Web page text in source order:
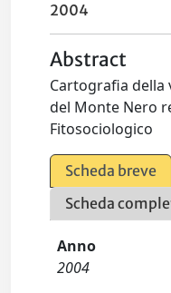
2004
Abstract
Cartografia
del Monte Nero
Fitosociologico
Scheda breve
Scheda
Anno
2004